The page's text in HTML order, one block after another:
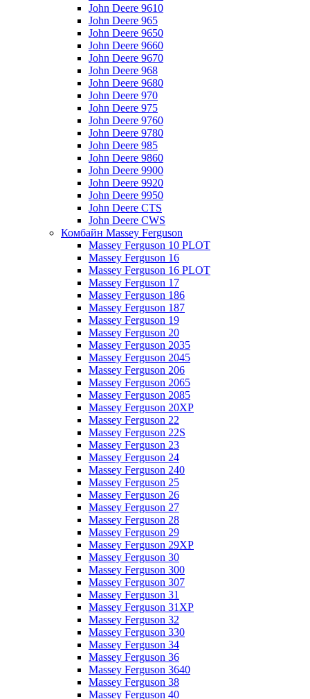
John Deere 9610
John Deere 965
John Deere 9650
John Deere 9660
John Deere 9670
John Deere 968
John Deere 9680
John Deere 970
John Deere 975
John Deere 9760
John Deere 9780
John Deere 985
John Deere 9860
John Deere 9900
John Deere 9920
John Deere 9950
John Deere CTS
John Deere CWS
Комбайн Massey Ferguson
Massey Ferguson 10 PLOT
Massey Ferguson 16
Massey Ferguson 16 PLOT
Massey Ferguson 17
Massey Ferguson 186
Massey Ferguson 187
Massey Ferguson 19
Massey Ferguson 20
Massey Ferguson 2035
Massey Ferguson 2045
Massey Ferguson 206
Massey Ferguson 2065
Massey Ferguson 2085
Massey Ferguson 20XP
Massey Ferguson 22
Massey Ferguson 22S
Massey Ferguson 23
Massey Ferguson 24
Massey Ferguson 240
Massey Ferguson 25
Massey Ferguson 26
Massey Ferguson 27
Massey Ferguson 28
Massey Ferguson 29
Massey Ferguson 29XP
Massey Ferguson 30
Massey Ferguson 300
Massey Ferguson 307
Massey Ferguson 31
Massey Ferguson 31XP
Massey Ferguson 32
Massey Ferguson 330
Massey Ferguson 34
Massey Ferguson 36
Massey Ferguson 3640
Massey Ferguson 38
Massey Ferguson 40